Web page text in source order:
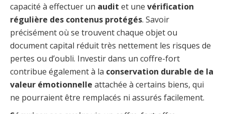
capacité à effectuer un audit et une vérification
régulière des contenus protégés. Savoir
précisément où se trouvent chaque objet ou
document capital réduit très nettement les risques de
pertes ou d’oubli. Investir dans un coffre-fort
contribue également à la conservation durable de la
valeur émotionnelle attachée à certains biens, qui
ne pourraient être remplacés ni assurés facilement.